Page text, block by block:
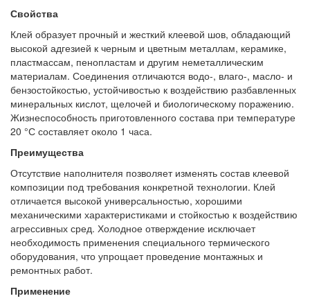
Свойства
Клей образует прочный и жесткий клеевой шов, обладающий
высокой адгезией к черным и цветным металлам, керамике,
пластмассам, пенопластам и другим неметаллическим
материалам. Соединения отличаются водо-, влаго-, масло- и
бензостойкостью, устойчивостью к воздействию разбавленных
минеральных кислот, щелочей и биологическому поражению.
Жизнеспособность приготовленного состава при температуре
20 °С составляет около 1 часа.
Преимущества
Отсутствие наполнителя позволяет изменять состав клеевой
композиции под требования конкретной технологии. Клей
отличается высокой универсальностью, хорошими
механическими характеристиками и стойкостью к воздействию
агрессивных сред. Холодное отверждение исключает
необходимость применения специального термического
оборудования, что упрощает проведение монтажных и
ремонтных работ.
Применение